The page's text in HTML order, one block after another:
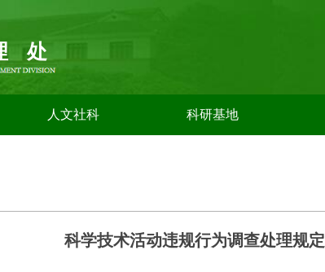
处
人文社科 科研基地
科学技术活动违规行为调查处理规定